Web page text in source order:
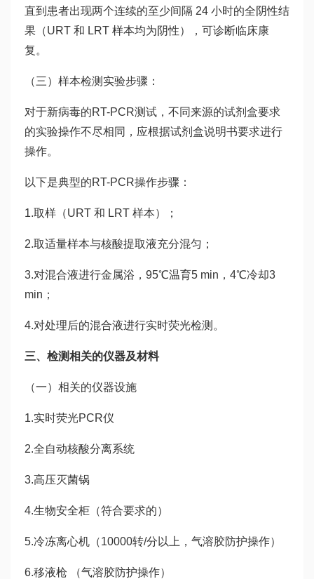
直到患者出现两个连续的至少间隔 24 小时的全阴性结
果（URT 和 LRT 样本均为阴性），可诊断临床康
复。
（三）样本检测实验步骤：
对于新病毒的RT-PCR测试，不同来源的试剂盒要求
的实验操作不尽相同，应根据试剂盒说明书要求进行
操作。
以下是典型的RT-PCR操作步骤：
1.取样（URT 和 LRT 样本）；
2.取适量样本与核酸提取液充分混匀；
3.对混合液进行金属浴，95℃温育5 min，4℃冷却3
min；
4.对处理后的混合液进行实时荧光检测。
三、检测相关的仪器及材料
（一）相关的仪器设施
1.实时荧光PCR仪
2.全自动核酸分离系统
3.高压灭菌锅
4.生物安全柜（符合要求的）
5.冷冻离心机（10000转/分以上，气溶胶防护操作）
6.移液枪 （气溶胶防护操作）